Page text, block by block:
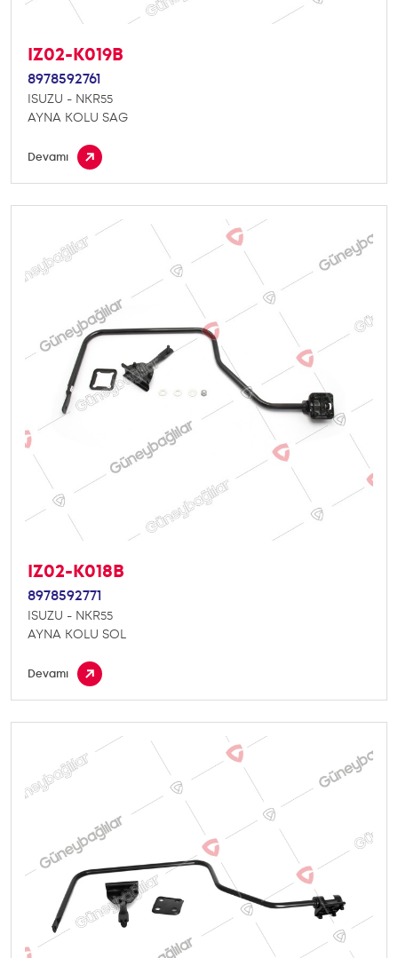
IZ02-K019B
8978592761
ISUZU - NKR55
AYNA KOLU SAG
Devamı
IZ02-K018B
8978592771
ISUZU - NKR55
AYNA KOLU SOL
Devamı